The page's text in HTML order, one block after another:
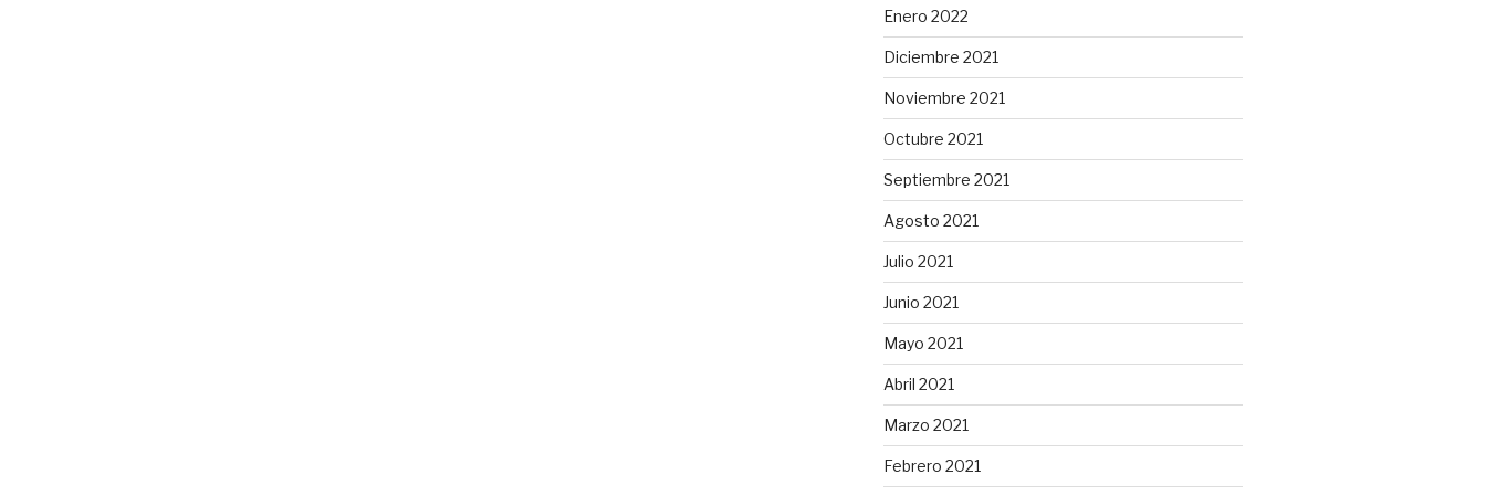
Enero 2022
Diciembre 2021
Noviembre 2021
Octubre 2021
Septiembre 2021
Agosto 2021
Julio 2021
Junio 2021
Mayo 2021
Abril 2021
Marzo 2021
Febrero 2021